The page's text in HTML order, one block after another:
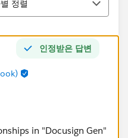
정렬
인정받은 답변
in "Docusign Gen"